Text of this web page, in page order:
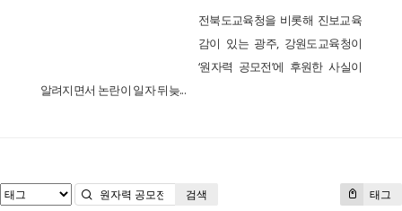
전북도교육청을 비롯해 진보교육
감이 있는 광주, 강원도교육청이
‘원자력 공모전’에 후원한 사실이
알려지면서 논란이 일자 뒤늦...
태그
검색